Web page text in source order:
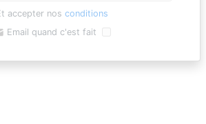
accepter nos conditions
Email quand c'est fait